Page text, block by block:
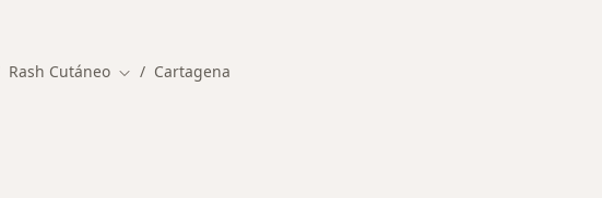
Rash Cutáneo Cambiar de ciudad
Cartagena